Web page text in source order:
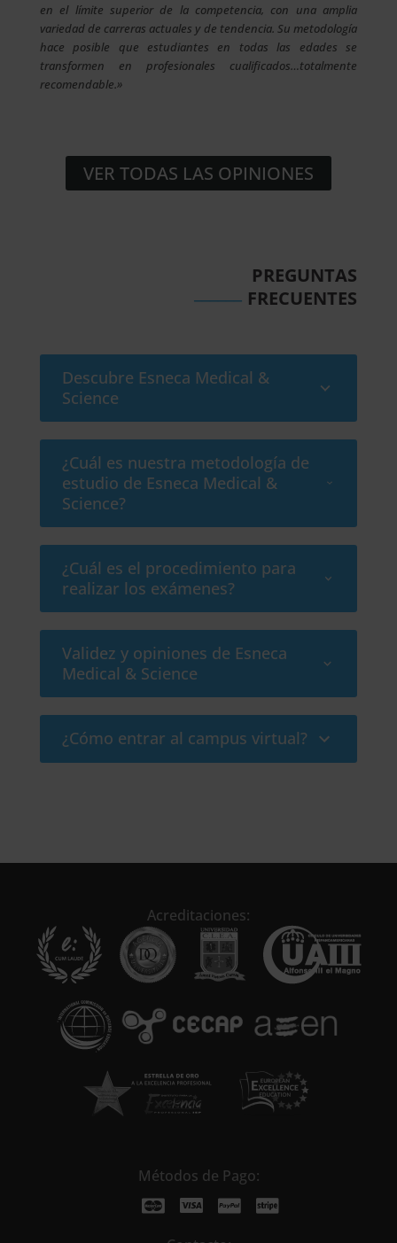
en el límite superior de la competencia, con una amplia
variedad de carreras actuales y de tendencia. Su metodología
hace posible que estudiantes en todas las edades se
transformen en profesionales cualificados…totalmente
recomendable.»
VER TODAS LAS OPINIONES
PREGUNTAS
FRECUENTES
Descubre Esneca Medical &
Science
¿Cuál es nuestra metodología de
estudio de Esneca Medical &
Science?
¿Cuál es el procedimiento para
realizar los exámenes?
Validez y opiniones de Esneca
Medical & Science
¿Cómo entrar al campus virtual?
Acreditaciones:
Métodos de Pago: